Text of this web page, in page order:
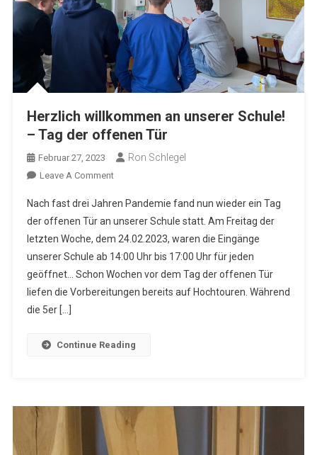
Herzlich willkommen an unserer Schule!
– Tag der offenen Tür
Februar 27, 2023 Ron Schlegel
Leave A CommentOn
Willkommen
An
Unserer
Schule!
–
Tag
Nach fast drei Jahren Pandemie fand nun wieder ein Tag
der offenen Tür an unserer Schule statt. Am Freitag der
letzten Woche, dem 24.02.2023, waren die Eingänge
unserer Schule ab 14:00 Uhr bis 17:00 Uhr für jeden
geöffnet… Schon Wochen vor dem Tag der offenen Tür
liefen die Vorbereitungen bereits auf Hochtouren. Während
die 5er […]
Continue Reading